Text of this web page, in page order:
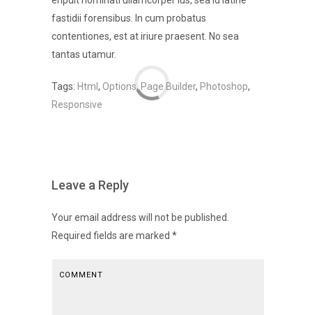
fastidii forensibus. In cum probatus
contentiones, est at iriure praesent. No sea
tantas utamur.
Tags: Html , Options, Page Builder, Photoshop,
Responsive
Leave a Reply
Your email address will not be published.
Required fields are marked *